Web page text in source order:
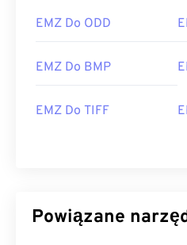
EMZ Do ODD
EMZ Do BMP
EMZ Do TIFF
Powiązane